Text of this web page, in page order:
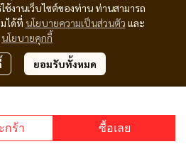
กร้า ซื้อเลย
งานเว็บไซต์ของท่าน ท่านสามารถ
ได้ที่ นโยบายความเป็นส่วนตัว และ
นโยบายคุกกี้
ยอมรับทั้งหมด
Reserved | Powered by MWE
MakeWebEasy